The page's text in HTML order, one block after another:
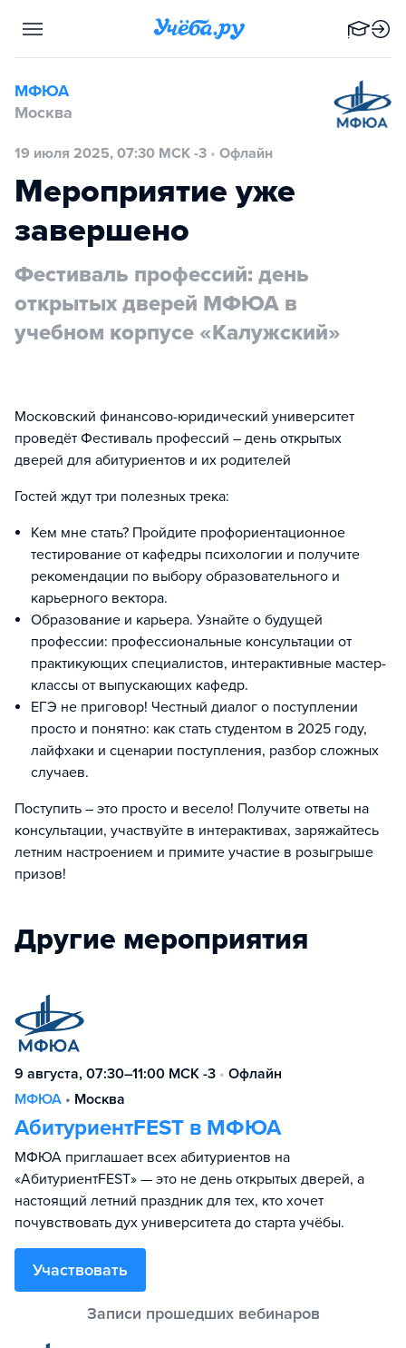
МФЮА
Москва
19 июля 2025, 07:30 МСК -3 • Офлайн
Мероприятие уже
завершено
Фестиваль профессий: день
открытых дверей МФЮА в
учебном корпусе «Калужский»
Московский финансово-юридический университет
проведёт Фестиваль профессий – день открытых
дверей для абитуриентов и их родителей
Гостей ждут три полезных трека:
Кем мне стать? Пройдите профориентационное
тестирование от кафедры психологии и получите
рекомендации по выбору образовательного и
карьерного вектора.
Образование и карьера. Узнайте о будущей
профессии: профессиональные консультации от
практикующих специалистов, интерактивные мастер-
классы от выпускающих кафедр.
ЕГЭ не приговор! Честный диалог о поступлении
просто и понятно: как стать студентом в 2025 году,
лайфхаки и сценарии поступления, разбор сложных
случаев.
Поступить – это просто и весело! Получите ответы на
консультации, участвуйте в интерактивах, заряжайтесь
летним настроением и примите участие в розыгрыше
призов!
Другие мероприятия
9 августа, 07:30–11:00 МСК -3 • Офлайн
МФЮА • Москва
АбитуриентFEST в МФЮА
МФЮА приглашает всех абитуриентов на
«АбитуриентFEST» — это не день открытых дверей, а
настоящий летний праздник для тех, кто хочет
почувствовать дух университета до старта учёбы.
Участвовать